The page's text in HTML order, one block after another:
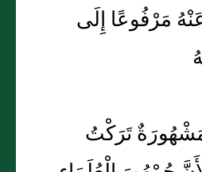
مَرْفُوعًا إِلَى
تَرَكْتُ